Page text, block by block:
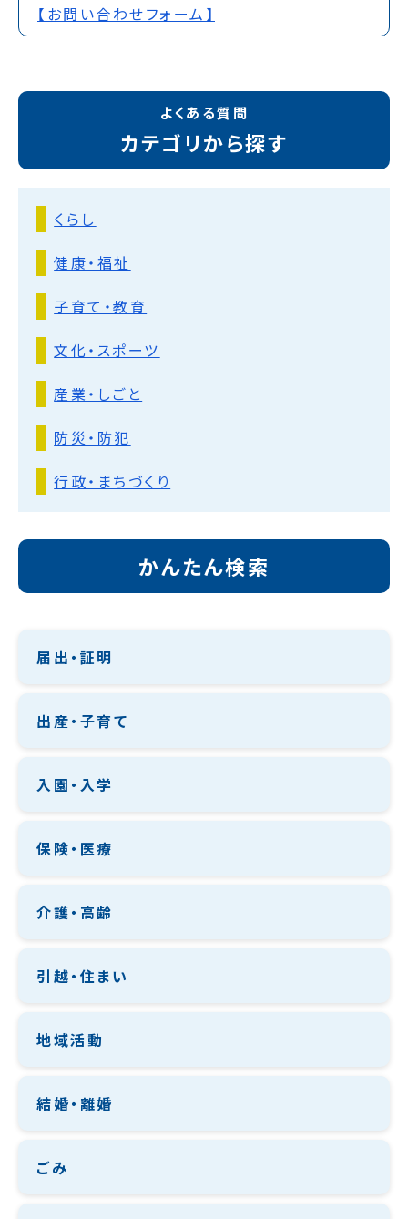
【お問い合わせフォーム】
よくある質問
カテゴリから探す
くらし
健康・福祉
子育て・教育
文化・スポーツ
産業・しごと
防災・防犯
行政・まちづくり
かんたん検索
届出・証明
出産・子育て
入園・入学
保険・医療
介護・高齢
引越・住まい
地域活動
結婚・離婚
ごみ